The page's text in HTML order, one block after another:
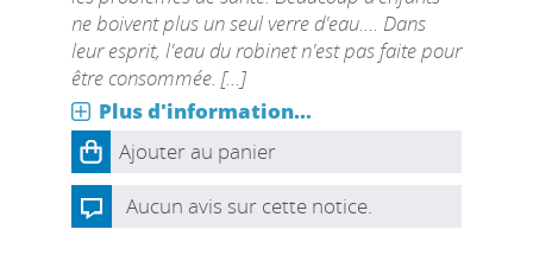
ne boivent plus un seul verre d'eau.... Dans
leur esprit, l'eau du robinet n'est pas faite pour
être consommée. [...]
Plus d'information...
Ajouter au panier
Aucun avis sur cette notice.